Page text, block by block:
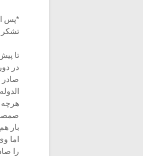
*پس
تشکر
تا
در
هرچه
بار
اما
را